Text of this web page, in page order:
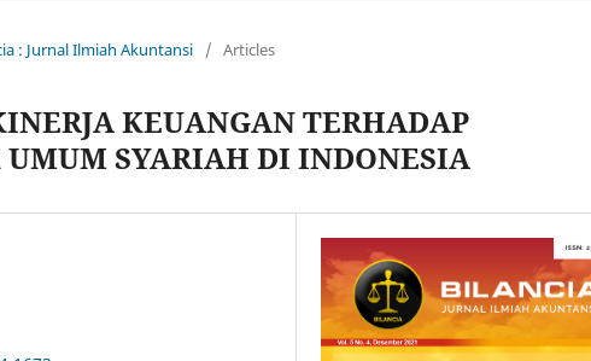
: Jurnal Ilmiah Akuntansi / Articles
KEUANGAN TERHADAP
SYARIAH DI INDONESIA